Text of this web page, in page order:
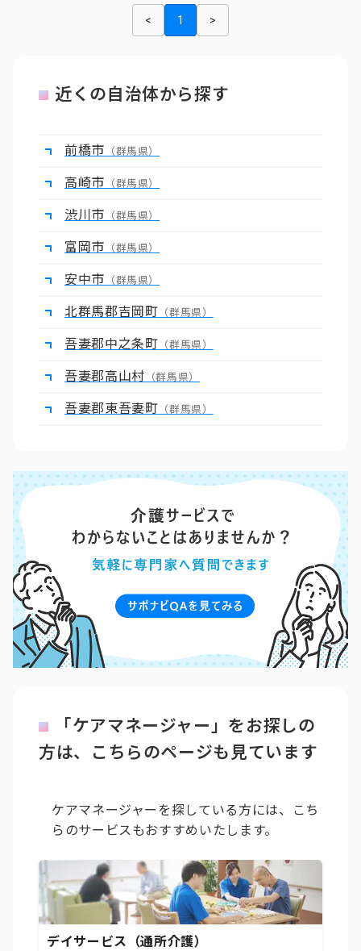
< 1 >
近くの自治体から探す
前橋市 （群馬県）
高崎市 （群馬県）
渋川市 （群馬県）
富岡市 （群馬県）
安中市 （群馬県）
北群馬郡吉岡町 （群馬県）
吾妻郡中之条町 （群馬県）
吾妻郡高山村 （群馬県）
吾妻郡東吾妻町 （群馬県）
「ケアマネージャー」をお探しの
方は、こちらのページも見ています
ケアマネージャーを探している方には、こち
らのサービスもおすすめいたします。
デイサービス（通所介護）